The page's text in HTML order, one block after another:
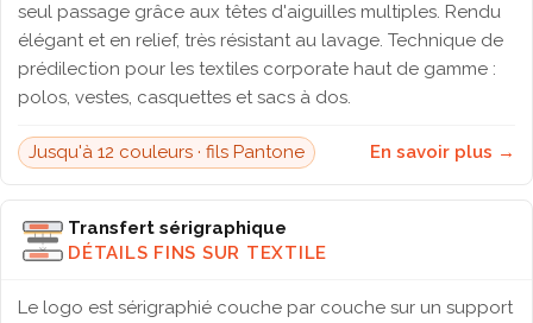
seul passage grâce aux têtes d'aiguilles multiples. Rendu
élégant et en relief, très résistant au lavage. Technique de
prédilection pour les textiles corporate haut de gamme :
polos, vestes, casquettes et sacs à dos.
Jusqu'à 12 couleurs · fils Pantone En savoir plus →
Transfert sérigraphique
DÉTAILS FINS SUR TEXTILE
Le logo est sérigraphié couche par couche sur un support